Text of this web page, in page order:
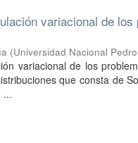
variacional de
(Universidad Nacional
variacional de los
que consta de
...